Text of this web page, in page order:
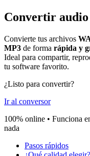
Convertir
Convierte tus archivos
MP3 de forma rápida y
Ideal para compartir,
tu software favorito.
¿Listo para convertir?
Ir al conversor
100% online • Funciona
nada
Pasos rápidos